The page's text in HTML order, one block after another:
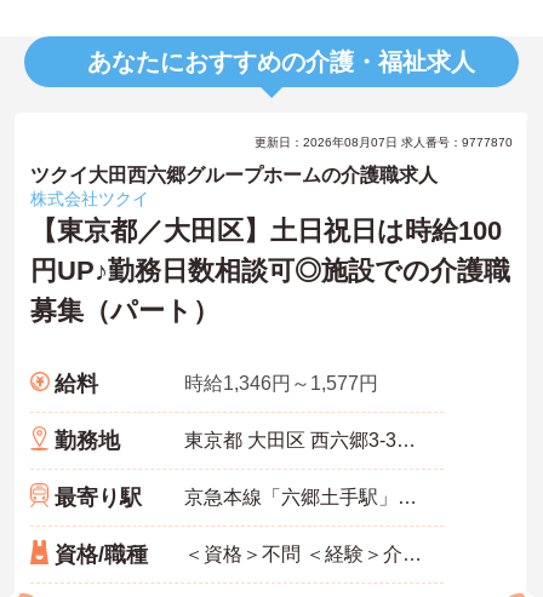
あなたにおすすめの介護・福祉求人
更新日：2026年08月07日 求人番号：9777870
ツクイ大田西六郷グループホームの介護職求人
株式会社ツクイ
【東京都／大田区】土日祝日は時給100
円UP♪勤務日数相談可◎施設での介護職
募集（パート）
給料 時給1,346円～1,577円
勤務地 東京都 大田区 西六郷3-31-12
最寄り駅 京急本線「六郷土手駅」徒歩9分
資格/職種 ＜資格＞不問 ＜経験＞介護実務経験1年以上 必須 ※無資格者:入社半年以内に会社負担で認知症介護基礎研修受講